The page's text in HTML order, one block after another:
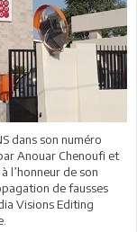
dans son numéro
Anouar Chenoufi et
l’honneur de son
de fausses
Visions Editing